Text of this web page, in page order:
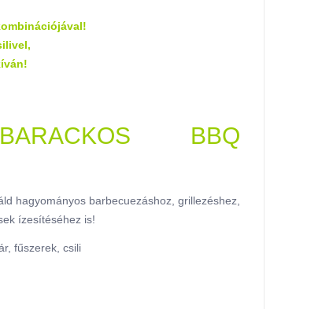
BBQ
hagyományos barbecuezáshoz, grillezéshez,
ízesítéséhez is!
fűszerek, csili